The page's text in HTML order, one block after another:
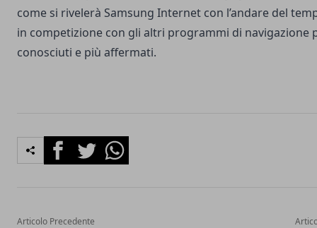
come si rivelerà Samsung Internet con l’andare del
in competizione con gli altri programmi di navigazione
conosciuti e più affermati.
FacebookTwitterWhatsapp
Articolo Precedente